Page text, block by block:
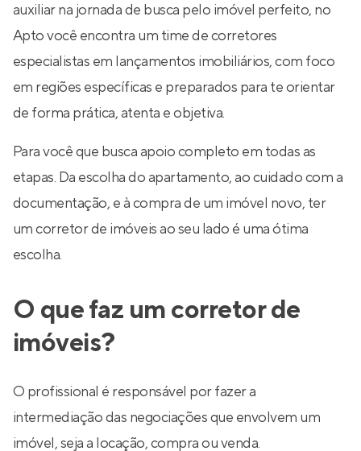
auxiliar na jornada de busca pelo imóvel perfeito, no
Apto você encontra um time de corretores
especialistas em lançamentos imobiliários, com foco
em regiões específicas e preparados para te orientar
de forma prática, atenta e objetiva.
Para você que busca apoio completo em todas as
etapas. Da escolha do apartamento, ao cuidado com a
documentação, e à compra de um imóvel novo, ter
um corretor de imóveis ao seu lado é uma ótima
escolha.
O que faz um corretor de
imóveis?
O profissional é responsável por fazer a
intermediação das negociações que envolvem um
imóvel, seja a locação, compra ou venda.